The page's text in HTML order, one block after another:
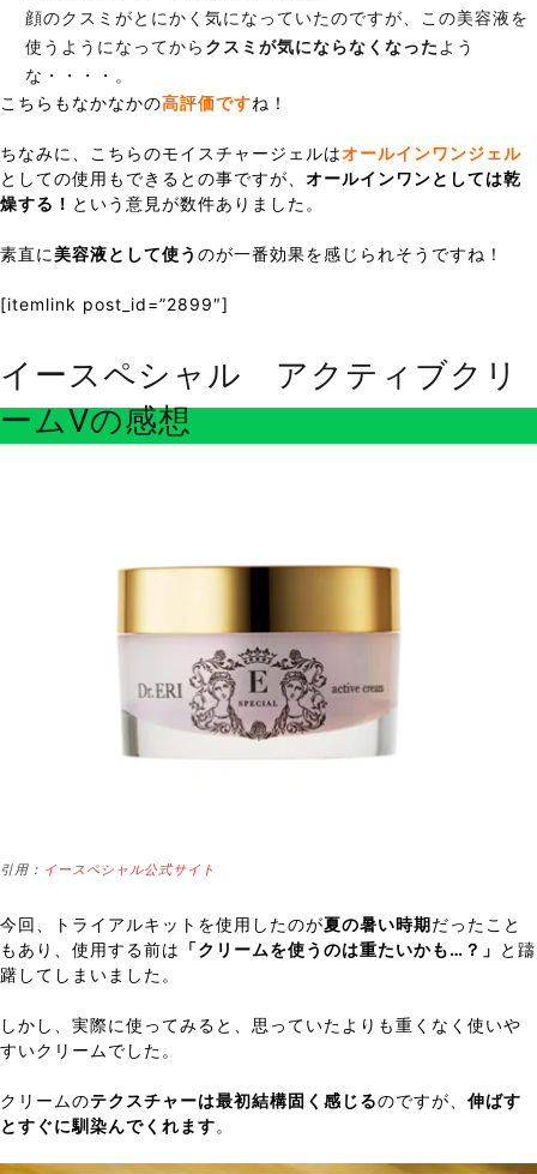
顔のクスミがとにかく気になっていたのですが、この美容液を
使うようになってから クスミが気にならなくなった よう
な・・・・。
こちらもなかなかの高評価ですね！
ちなみに、こちらのモイスチャージェルはオールインワンジェル
としての使用もできるとの事ですが、 オールインワンとしては乾
燥する！ という意見が数件ありました。
素直に美容液として使う のが一番効果を感じられそうですね！
[itemlink post_id=”2899″]
イースペシャル アクティブクリ
ームVの感想
引用： イースペシャル公式サイト
今回、トライアルキットを使用したのが夏の暑い時期だったこと
もあり、使用する前は 「クリームを使うのは重たいかも…？」 と躊
躇してしまいました。
しかし、実際に使ってみると、思っていたよりも重くなく使いや
すいクリームでした。
クリームのテクスチャーは最初結構固く感じるのですが、 伸ばす
とすぐに馴染んでくれます。